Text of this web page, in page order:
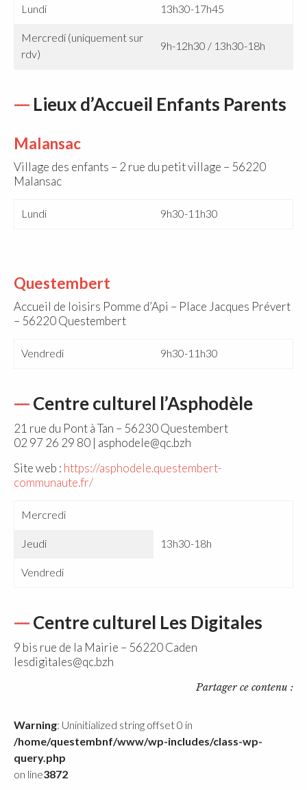
Lundi 13h30-17h45
Mercredi (uniquement sur
rdv)
9h-12h30 / 13h30-18h
Lieux d’Accueil Enfants Parents
Malansac
Village des enfants – 2 rue du petit village – 56220
Malansac
Lundi 9h30-11h30
Questembert
Accueil de loisirs Pomme d’Api – Place Jacques Prévert
– 56220 Questembert
Vendredi 9h30-11h30
Centre culturel l’Asphodèle
21 rue du Pont à Tan – 56230 Questembert
02 97 26 29 80 | asphodele@qc.bzh
Site web : https://asphodele.questembert-
communaute.fr/
Mercredi
13h30-18h
Jeudi
Vendredi
Centre culturel Les Digitales
9 bis rue de la Mairie – 56220 Caden
lesdigitales@qc.bzh
Partager ce contenu :
Warning: Uninitialized string offset 0 in
/home/questembnf/www/wp-includes/class-wp-
query.php
on line3872